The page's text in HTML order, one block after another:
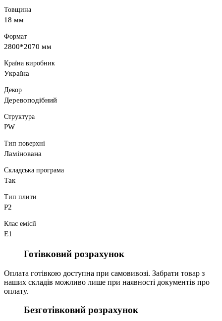
Товщина
18 мм
Формат
2800*2070 мм
Країна виробник
Україна
Декор
Деревоподібний
Структура
PW
Тип поверхні
Ламінована
Складська програма
Так
Тип плити
P2
Клас емісії
E1
Готівковий розрахунок
Оплата готівкою доступна при самовивозі. Забрати товар з
наших складів можливо лише при наявності документів про
оплату.
Безготівковий розрахунок